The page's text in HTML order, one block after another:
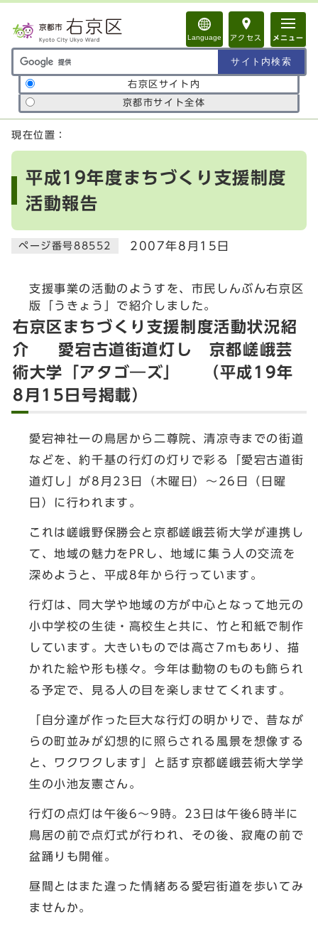
Language アクセス メニュー
サイト内検索の範囲
右京区サイト内
京都市サイト全体
ここから本文です
現在位置：
平成19年度まちづくり支援制度
活動報告
ページ番号88552 2007年8月15日
支援事業の活動のようすを、市民しんぶん右京区
版「うきょう」で紹介しました。
右京区まちづくり支援制度活動状況紹
介 愛宕古道街道灯し 京都嵯峨芸
術大学「アタゴ―ズ」 （平成19年
8月15日号掲載）
愛宕神社一の鳥居から二尊院、清凉寺までの街道
などを、約千基の行灯の灯りで彩る「愛宕古道街
道灯し」が8月23日（木曜日）～26日（日曜
日）に行われます。
これは嵯峨野保勝会と京都嵯峨芸術大学が連携し
て、地域の魅力をPRし、地域に集う人の交流を
深めようと、平成8年から行っています。
行灯は、同大学や地域の方が中心となって地元の
小中学校の生徒・高校生と共に、竹と和紙で制作
しています。大きいものでは高さ7mもあり、描
かれた絵や形も様々。今年は動物のものも飾られ
る予定で、見る人の目を楽しませてくれます。
「自分達が作った巨大な行灯の明かりで、昔なが
らの町並みが幻想的に照らされる風景を想像する
と、ワクワクします」と話す京都嵯峨芸術大学学
生の小池友憲さん。
行灯の点灯は午後6～9時。23日は午後6時半に
鳥居の前で点灯式が行われ、その後、寂庵の前で
盆踊りも開催。
昼間とはまた違った情緒ある愛宕街道を歩いてみ
ませんか。